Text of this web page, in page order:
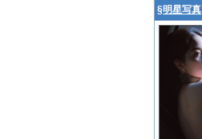
§明星写真